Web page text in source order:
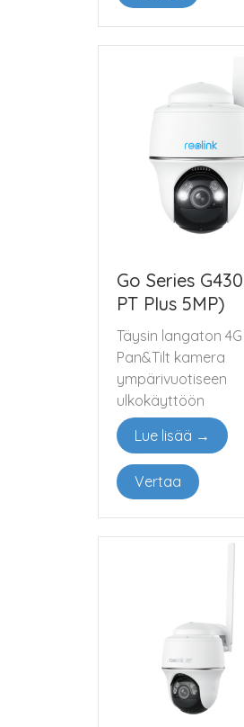
Go Series
PT Plus 5MP)
Täysin langaton 4G
Pan&Tilt kamera
ympärivuotiseen
ulkokäyttöön
Lue lisää →
Vertaa